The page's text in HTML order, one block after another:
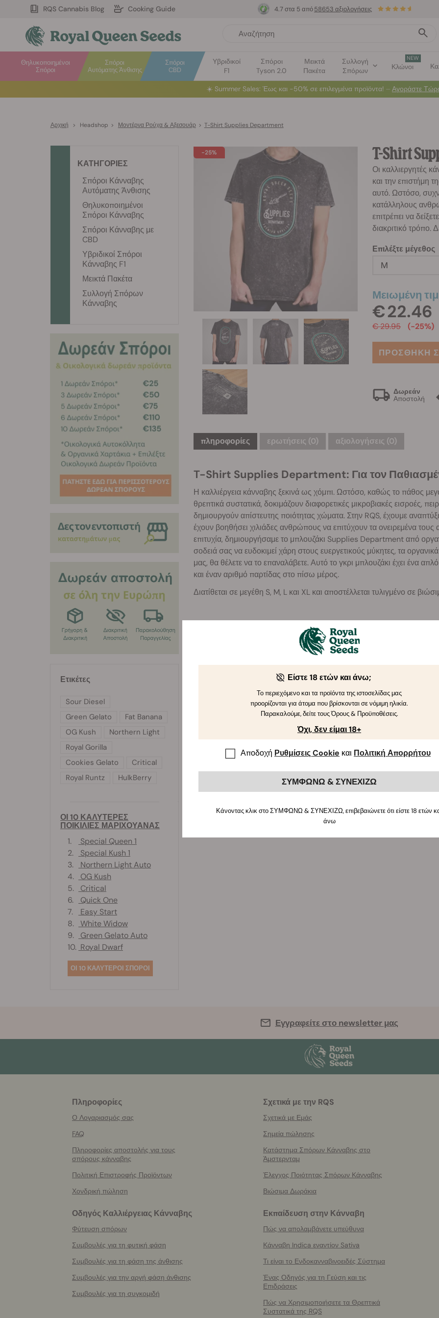
RQS Cannabis Blog Cooking Guide
Σπόροι
Αυτόματης Άνθισης
Θηλυκοποιημένοι
Σπόροι
Σπόροι
CBD
Υβριδικοί
F1
Σπόροι
Tyson 2.0
Μεικτά
Πακέτα
Συλλογή
Σπόρων
NEW
Κλώνοι
4.7 στα 5 από58653 αξιολογήσεις
☀️ Summer Sales: Έως και -50% σε επιλεγμένα προϊόντα! ⏤ Αγοράστε
Αρχική > Headshop > Μοντέρνα Ρούχα & Αξεσουάρ > T-Shirt Supplies Department
-25% T-Shirt
Οι καλλιεργητές
και την επιστήμη
αυτό. Ωστόσο,
κατάλληλους
επιτρέπει να
διακριτικό τρόπο.
Επιλέξτε μέγεθος
M
Μειωμένη
€ 22.46
€ 29.95 (-25%)
ΠΡΟΣΘΗΚΗ
Δωρεάν
Αποστολή
πληροφορίες ερωτήσεις (0) αξιολογήσεις (0)
T-Shirt Supplies Department: Για τον
Η καλλιέργεια κάνναβης ξεκινά ως χόμπι. Ωστόσο, καθώς το πάθος
θρεπτικά συστατικά, δοκιμάζουν διαφορετικές μικροβιακές εισροές,
δημιουργούν απίστευτης ποιότητας χώματα. Στην RQS, έχουμε
έχουν βοηθήσει χιλιάδες ανθρώπους να επιτύχουν τα ονειρεμένα
επιτυχία, δημιουργήσαμε το μπλουζάκι Supplies Department από
σοδειά σας να ευδοκιμεί χάρη στους ευεργετικούς μύκητες, τα
μας, θα θέλετε να το επαναλάβετε. Αυτό το γκρι μπλουζάκι έχει ένα
και έναν αριθμό παρτίδας στο πίσω μέρος.
Διατίθεται σε μεγέθη S, M, L και XL και αποστέλλεται τυλιγμένο σε
ΚΑΤΗΓΟΡΙΕΣ
Σπόροι Κάνναβης
Αυτόματης Άνθισης
Θηλυκοποιημένοι
Σπόροι Κάνναβης
Σπόροι Κάνναβης με
CBD
Υβριδικοί Σπόροι
Κάνναβης F1
Μεικτά Πακέτα
Συλλογή Σπόρων
Κάνναβης
Ετικέτες
Sour Diesel
Green Gelato
Fat Banana
OG Kush
Northern Light
Royal Gorilla
Cookies Gelato
Critical
Royal Runtz
HulkBerry
ΟΙ 10 ΚΑΛΥΤΕΡΕΣ
ΠΟΙΚΙΛΙΕΣ ΜΑΡΙΧΟΥΑΝΑΣ
1.
Special Queen 1
2.
Special Kush 1
3.
Northern Light Auto
4.
OG Kush
5.
Critical
6.
Quick One
7.
Easy Start
8.
White Widow
9.
Green Gelato Auto
10. Royal Dwarf
ΟΙ 10 ΚΑΛΥΤΕΡΟΙ ΣΠΟΡΟΙ
Εγγραφείτε στο newsletter μας
Πληροφορίες
Ο Λογαριασμός σας
FAQ
Πληροφορίες αποστολής για τους
σπόρους κάνναβης
Πολιτική Επιστροφής Προϊόντων
Χονδρική πώληση
Σχετικά με την RQS
Σχετικά με Εμάς
Σημεία πώλησης
Κατάστημα Σπόρων Κάνναβης στο
Άμστερνταμ
Έλεγχος Ποιότητας Σπόρων Κάνναβης
Βιώσιμα Δωράκια
Οδηγός Καλλιέργειας Κάνναβης
Φύτευση σπόρων
Συμβουλές για τη φυτική φάση
Συμβουλές για τη φάση της άνθισης
Συμβουλές για την αργή φάση άνθισης
Συμβουλές για τη συγκομιδή
Εκπαίδευση στην Κάνναβη
Πώς να απολαμβάνετε υπεύθυνα
Κάνναβη Indica εναντίον Sativa
Τι είναι το Ενδοκανναβινοειδές Σύστημα
Ένας Οδηγός για τη Γεύση και τις
Επιδράσεις
Πώς να Χρησιμοποιήσετε τα Θρεπτικά
Συστατικά της RQS
Είστε 18 ετών και άνω;
Το περιεχόμενο και τα προϊόντα της ιστοσελίδας μας
προορίζονται για άτομα που βρίσκονται σε νόμιμη ηλικία.
Παρακαλούμε, δείτε τους Όρους & Προϋποθέσεις.
Όχι, δεν είμαι 18+
Αποδοχή Ρυθμίσεις Cookie και Πολιτική Απορρήτου
ΣΥΜΦΩΝΩ & ΣΥΝΕΧΙΖΩ
Κάνοντας κλικ στο ΣΥΜΦΩΝΩ & ΣΥΝΕΧΙΖΩ, επιβεβαιώνετε ότι είστε 18 ετών
άνω